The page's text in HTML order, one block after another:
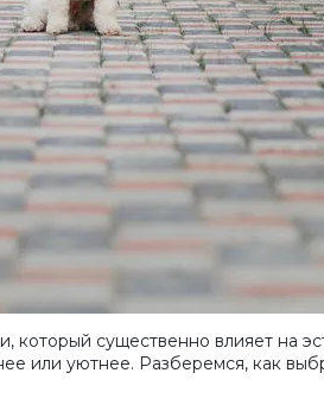
существенно влияет на
или уютнее. Разберемся, как